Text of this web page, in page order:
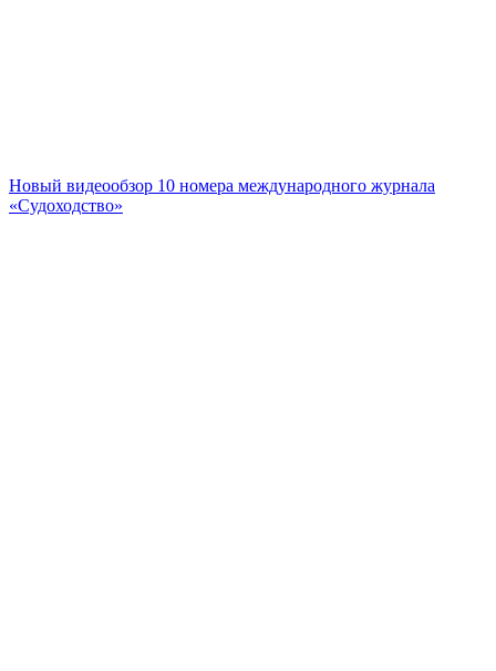
Новый видеообзор 10 номера международного журнала
«Судоходство»